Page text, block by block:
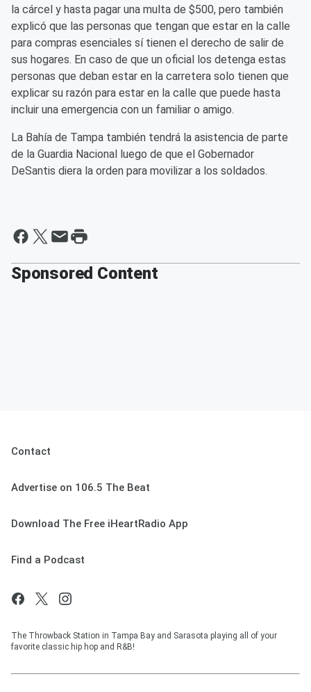
la cárcel y hasta pagar una multa de $500, pero también
explicó que las personas que tengan que estar en la calle
para compras esenciales sí tienen el derecho de salir de
sus hogares. En caso de que un oficial los detenga estas
personas que deban estar en la carretera solo tienen que
explicar su razón para estar en la calle que puede hasta
incluir una emergencia con un familiar o amigo.
La Bahía de Tampa también tendrá la asistencia de parte
de la Guardia Nacional luego de que el Gobernador
DeSantis diera la orden para movilizar a los soldados.
Sponsored Content
Contact
Advertise on 106.5 The Beat
Download The Free iHeartRadio App
Find a Podcast
The Throwback Station in Tampa Bay and Sarasota playing all of your
favorite classic hip hop and R&B!